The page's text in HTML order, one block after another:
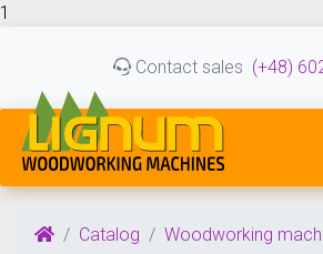
1
Contact sales (+48)
Catalog Woodworking